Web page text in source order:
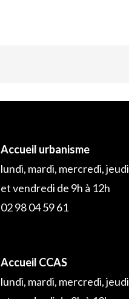
Accueil urbanisme
lundi, mardi, mercredi, jeudi
et vendredi de 9h à 12h
02 98 04 59 61
Accueil CCAS
lundi, mardi, mercredi, jeudi